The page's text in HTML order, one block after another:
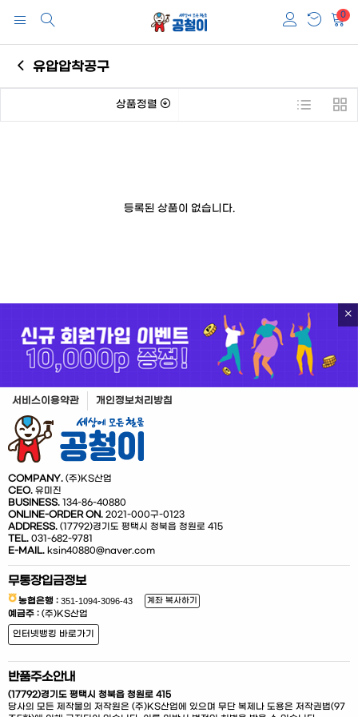
0
유압압착공구
상품정렬
등록된 상품이 없습니다.
서비스이용약관 개인정보처리방침
COMPANY. (주)KS산업
CEO. 유미진
BUSINESS. 134-86-40880
ONLINE-ORDER ON. 2021-000구-0123
ADDRESS. (17792)경기도 평택시 청북읍 청원로 415
TEL. 031-682-9781
E-MAIL. ksin40880@naver.com
무통장입금정보
농협은행 : 계좌 복사하기
예금주 : (주)KS산업
인터넷뱅킹 바로가기
반품주소안내
(17792)경기도 평택시 청북읍 청원로 415
당사의 모든 제작물의 저작원은 (주)KS산업에 있으며 무단 복제나 도용은 저작권법(97